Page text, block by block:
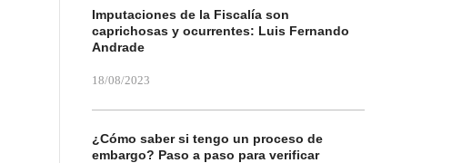
Imputaciones de la Fiscalía son
caprichosas y ocurrentes: Luis Fernando
Andrade
18/08/2023
¿Cómo saber si tengo un proceso de
embargo? Paso a paso para verificar